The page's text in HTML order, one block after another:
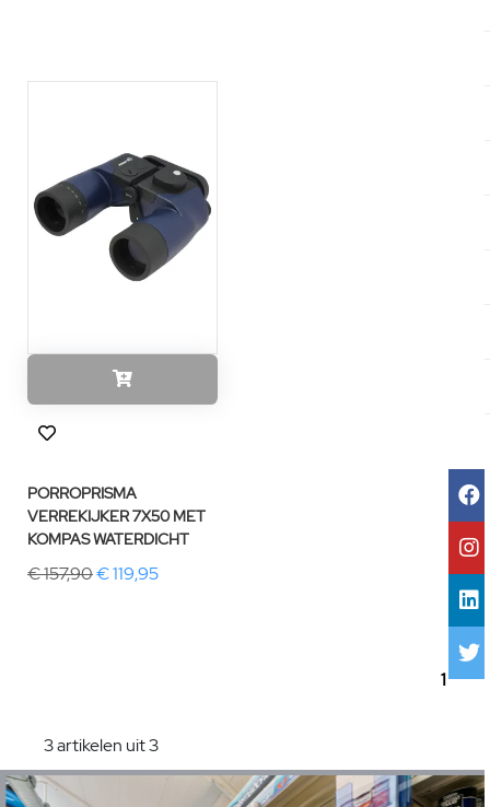
PORROPRISMA
VERREKIJKER 7X50 MET
KOMPAS WATERDICHT
€ 157,90€ 119,95
1
3 artikelen uit 3